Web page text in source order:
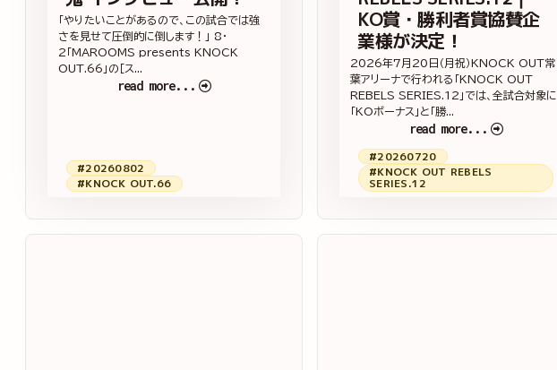
「やりたいことがあるので、この試合では強
さを見せて圧倒的に倒します！」 8・
2「MAROOMS presents KNOCK
OUT.66」の［ス...
read more...
#20260802
#KNOCK OUT.66
KO賞・勝利者賞協賛企
業様が決定！
2026年7月20日（月祝）KNOCK OUT常
葉アリーナで行われる「KNOCK OUT
REBELS SERIES.12」では、全試合対象に
「KOボーナス」と「勝...
read more...
#20260720
#KNOCK OUT REBELS
SERIES.12